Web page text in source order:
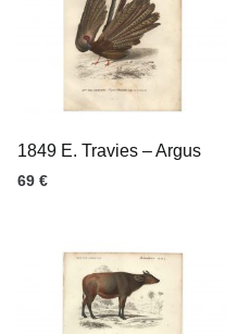
1849 E. Travies – Argus
69 €